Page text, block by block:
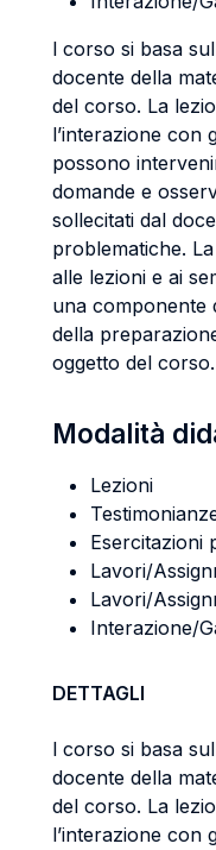
l corso si basa
docente della
del corso. La
l’interazione con
possono
domande e
sollecitati dal
problematiche.
alle lezioni e ai
una componente
della
oggetto del corso.
Modalità
Lezioni
Esercitazioni
Lavori/
Lavori/
Interazione/
DETTAGLI
l corso si basa
docente della
del corso. La
l’interazione con